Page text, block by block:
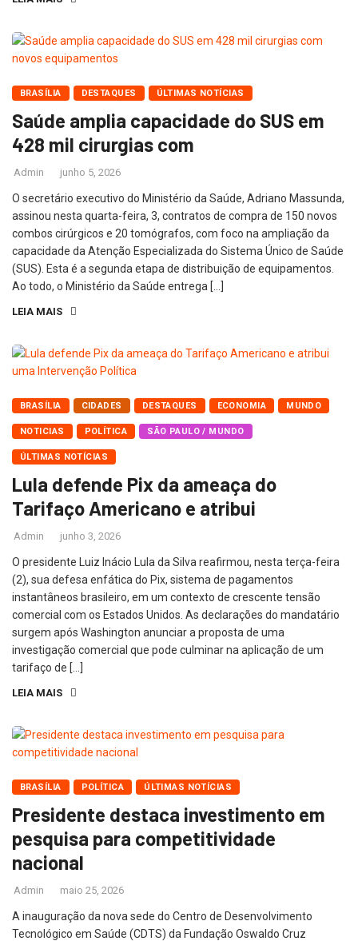
BRASÍLIA DESTAQUES ÚLTIMAS NOTÍCIAS
Saúde amplia capacidade do SUS em
428 mil cirurgias com
Admin junho 5, 2026
O secretário executivo do Ministério da Saúde, Adriano Massunda,
assinou nesta quarta-feira, 3, contratos de compra de 150 novos
combos cirúrgicos e 20 tomógrafos, com foco na ampliação da
capacidade da Atenção Especializada do Sistema Único de Saúde
(SUS). Esta é a segunda etapa de distribuição de equipamentos.
Ao todo, o Ministério da Saúde entrega […]
LEIA MAIS
BRASÍLIA CIDADES DESTAQUES ECONOMIA MUNDO
NOTICIAS POLÍTICA SÃO PAULO / MUNDO
ÚLTIMAS NOTÍCIAS
Lula defende Pix da ameaça do
Tarifaço Americano e atribui
Admin junho 3, 2026
O presidente Luiz Inácio Lula da Silva reafirmou, nesta terça-feira
(2), sua defesa enfática do Pix, sistema de pagamentos
instantâneos brasileiro, em um contexto de crescente tensão
comercial com os Estados Unidos. As declarações do mandatário
surgem após Washington anunciar a proposta de uma
investigação comercial que pode culminar na aplicação de um
tarifaço de […]
LEIA MAIS
BRASÍLIA POLÍTICA ÚLTIMAS NOTÍCIAS
Presidente destaca investimento em
pesquisa para competitividade
nacional
Admin maio 25, 2026
A inauguração da nova sede do Centro de Desenvolvimento
Tecnológico em Saúde (CDTS) da Fundação Oswaldo Cruz